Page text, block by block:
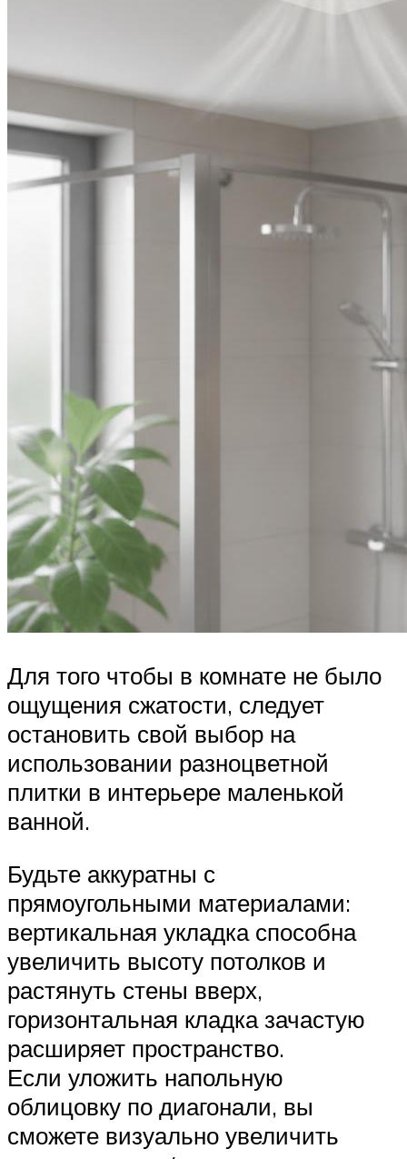
Для того чтобы в комнате не было
ощущения сжатости, следует
остановить свой выбор на
использовании разноцветной
плитки в интерьере маленькой
ванной.
Будьте аккуратны с
прямоугольными материалами:
вертикальная укладка способна
увеличить высоту потолков и
растянуть стены вверх,
горизонтальная кладка зачастую
расширяет пространство.
Если уложить напольную
облицовку по диагонали, вы
сможете визуально увеличить